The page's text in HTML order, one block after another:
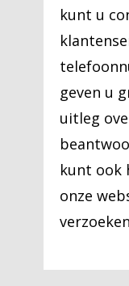
kunt u
geven u
uitleg
kunt ook
onze